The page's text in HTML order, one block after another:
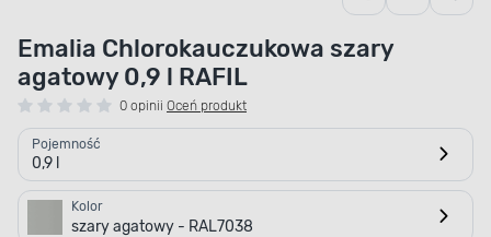
Emalia Chlorokauczukowa szary
agatowy 0,9 l RAFIL
0 opinii Oceń produkt
Pojemność
0,9 l
Kolor
szary agatowy - RAL7038